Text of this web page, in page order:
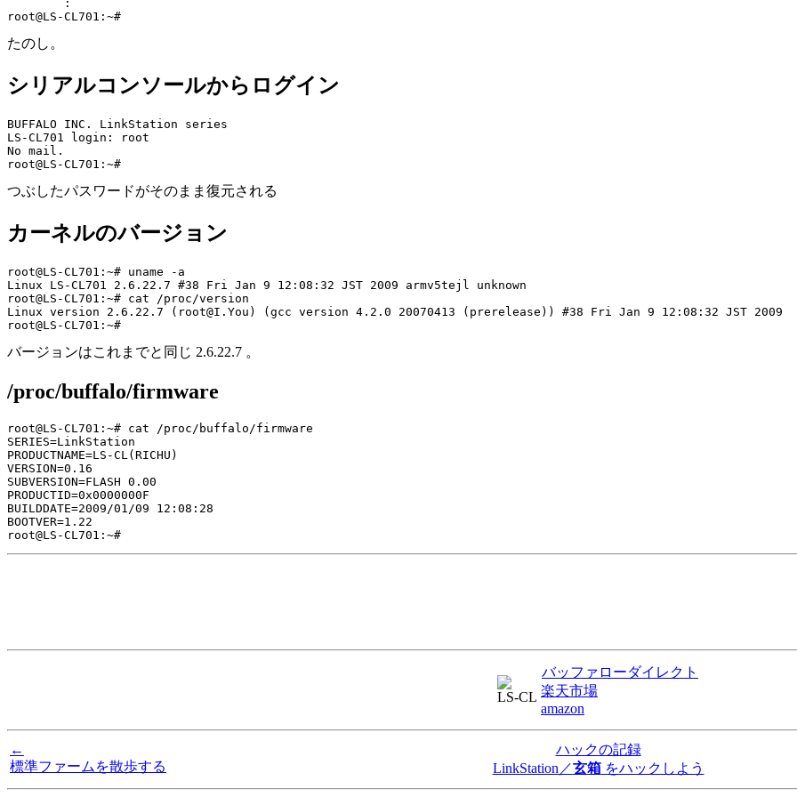
たのし。
シリアルコンソールからログイン
BUFFALO INC. LinkStation series
LS-CL701 login: root
No mail.
つぶしたパスワードがそのまま復元される
カーネルのバージョン
root@LS-CL701:~# uname -a
Linux LS-CL701 2.6.22.7 #38 Fri Jan 9 12:08:32 JST 2009 armv5tejl unknown
root@LS-CL701:~# cat /proc/version
Linux version 2.6.22.7 (root@I.You) (gcc version 4.2.0 20070413 (prerelease)) #38 Fri Jan 9 12:08:32 JST 2009
バージョンはこれまでと同じ 2.6.22.7 。
/proc/buffalo/firmware
root@LS-CL701:~# cat /proc/buffalo/firmware
SERIES=LinkStation
PRODUCTNAME=LS-CL(RICHU)
VERSION=0.16
SUBVERSION=FLASH 0.00
PRODUCTID=0x0000000F
BUILDDATE=2009/01/09 12:08:28
BOOTVER=1.22
LS-CL
バッファローダイレクト
楽天市場
amazon
←
標準ファームを散歩する
ハックの記録
LinkStation／玄箱をハックしよう